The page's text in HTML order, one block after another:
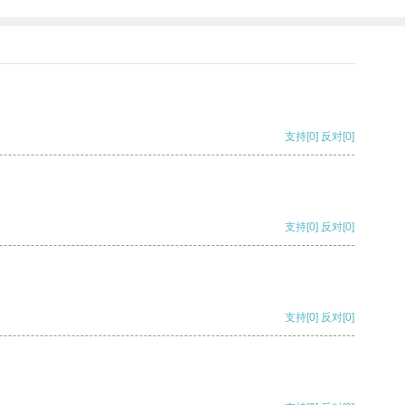
支持[0] 反对[0]
支持[0] 反对[0]
支持[0] 反对[0]